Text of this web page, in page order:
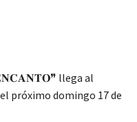
llega al
próximo domingo 17 de